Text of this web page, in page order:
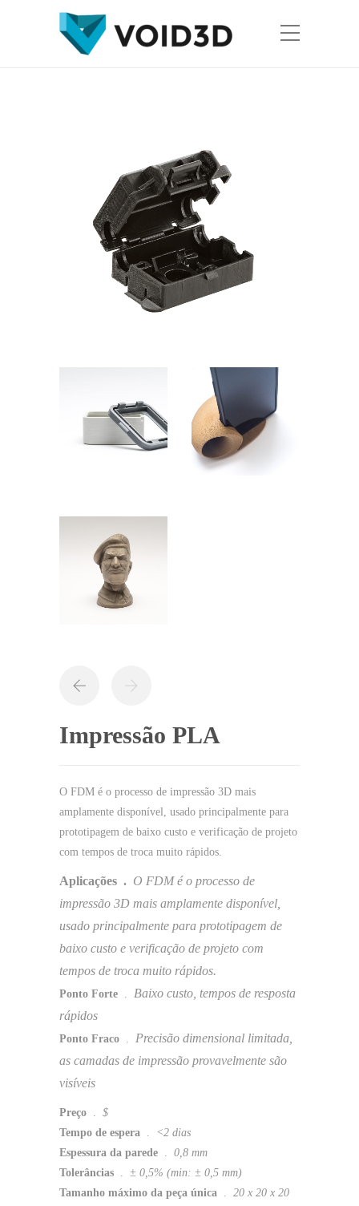
Impressão PLA
O FDM é o processo de impressão 3D mais
amplamente disponível, usado principalmente para
prototipagem de baixo custo e verificação de projeto
com tempos de troca muito rápidos.
Aplicações . O FDM é o processo de
impressão 3D mais amplamente disponível,
usado principalmente para prototipagem de
baixo custo e verificação de projeto com
tempos de troca muito rápidos.
Ponto Forte . Baixo custo, tempos de resposta
rápidos
Ponto Fraco . Precisão dimensional limitada,
as camadas de impressão provavelmente são
visíveis
Preço . $
Tempo de espera . <2 dias
Espessura da parede . 0,8 mm
Tolerâncias . ± 0,5% (min: ± 0,5 mm)
Tamanho máximo da peça única . 20 x 20 x 20